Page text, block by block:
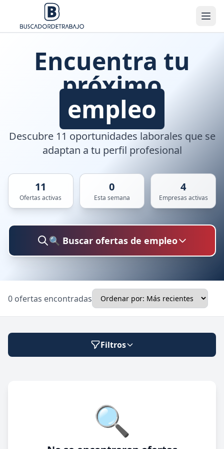
Encuentra tu
próximo
empleo
Descubre 11 oportunidades laborales que se
adaptan a tu perfil profesional
11
Ofertas activas
0
Esta semana
4
Empresas activas
🔍 Buscar ofertas de empleo
Ubicación
🔍 Buscar
0 ofertas encontradas
Filtros
Modalidad de trabajo🔍